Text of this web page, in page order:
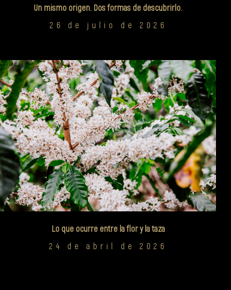
Un mismo origen. Dos formas de descubrirlo.
26 de julio de 2026
Lo que ocurre entre la flor y la taza
24 de abril de 2026